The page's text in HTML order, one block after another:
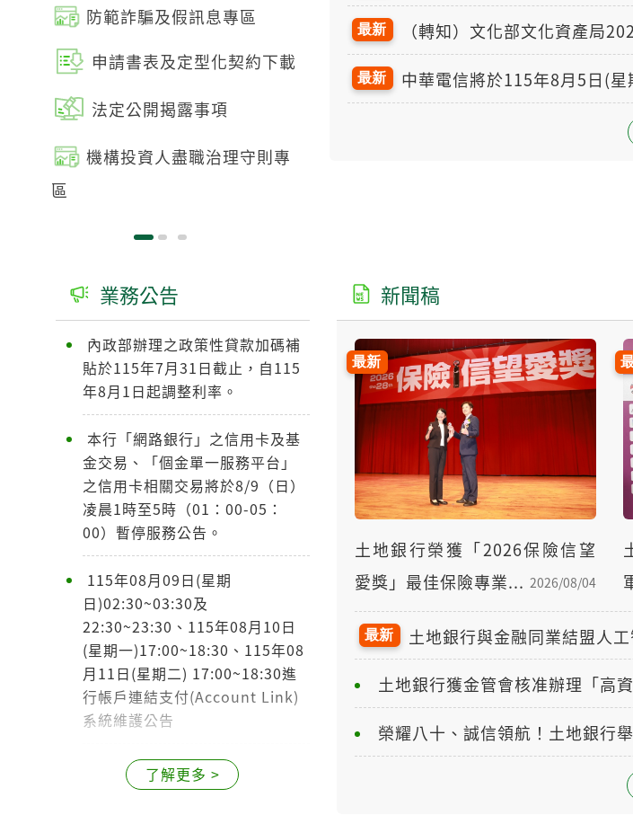
防範詐騙及假訊息專區
申請書表及定型化契約下載
法定公開揭露事項
機構投資人盡職治理守則專
區
政府資訊開放
禮券查詢專區
電子發票查詢
（轉知）文化部文化資產局
業務公告
內政部辦理之政策性貸款加碼補
貼於115年7月31日截止，自115
年8月1日起調整利率。
本行「網路銀行」之信用卡及基
金交易、「個金單一服務平台」
之信用卡相關交易將於8/9（日）
凌晨1時至5時（01：00-05：
00）暫停服務公告。
115年08月09日(星期
日)02:30~03:30及
22:30~23:30、115年08月10日
(星期一)17:00~18:30、115年08
月11日(星期二) 17:00~18:30進
行帳戶連結支付(Account Link)
系統維護公告
中華電信將於115年8月5日(星期
三)22:00起至115年8月6日(星期
了解更多 >
新聞稿
土地銀行榮獲「2026保險信望
愛獎」最佳保險專業... 2026/08/04
土地銀行與金融同業結盟人
榮耀八十、誠信領航！土地銀行